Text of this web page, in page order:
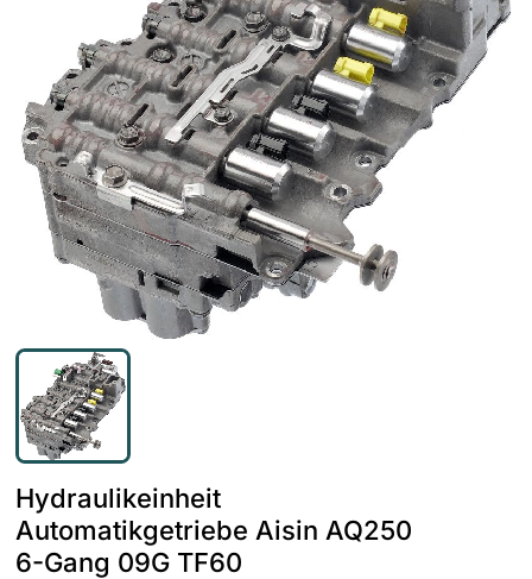
Hydraulikeinheit
Automatikgetriebe Aisin AQ250
6-Gang 09G TF60